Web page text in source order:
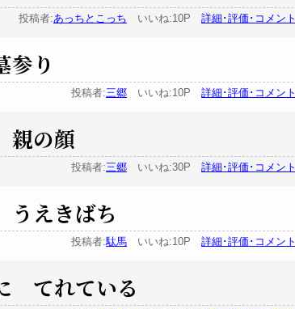
投稿者:あっちとこっち いいね:10P 詳細･評価･コメント
り
投稿者:三郷 いいね:10P 詳細･評価･コメント
の顔
投稿者:三郷 いいね:30P 詳細･評価･コメント
えきばち
投稿者:駄馬 いいね:10P 詳細･評価･コメント
てれている